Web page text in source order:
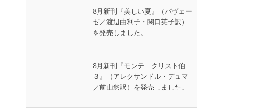
8月新刊『美しい夏』（パヴェー
ゼ／渡辺由利子・関口英子訳）
を発売しました。
8月新刊『モンテ゠クリスト伯
３』（アレクサンドル・デュマ
／前山悠訳）を発売しました。